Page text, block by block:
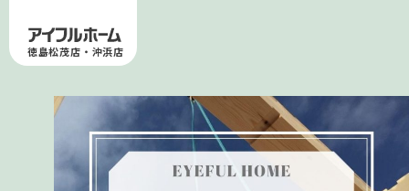
徳島松茂店・沖浜店